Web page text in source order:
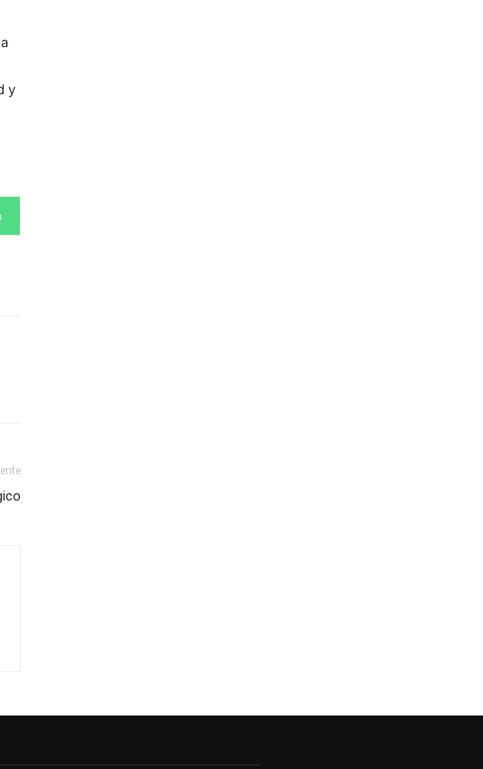
y